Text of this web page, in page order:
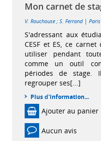
Mon carnet de
V. Rouchouse ; S. Ferrand |
S'adressant aux
CESF et ES, ce
utiliser pendant
comme un outil
périodes de stage.
regrouper ses[...]
Plus d'information...
Ajouter au panier
Aucun avis